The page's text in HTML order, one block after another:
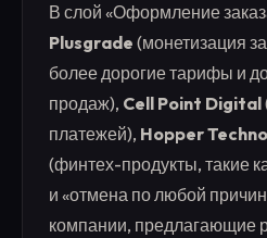
В слой «Оформление
Plusgrade (монетизация
более дорогие тарифы и
продаж), Cell Point Digital
платежей), Hopper
(финтех-продукты, такие
и «отмена по любой
компании, предлагающие